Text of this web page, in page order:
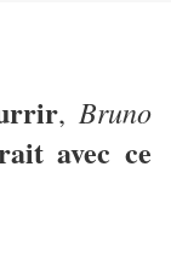
,Bruno
avec ce